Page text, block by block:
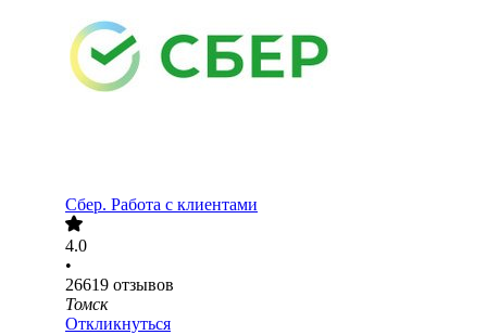
Сбер. Работа с клиентами
4.0
•
26619 отзывов
Томск
Откликнуться